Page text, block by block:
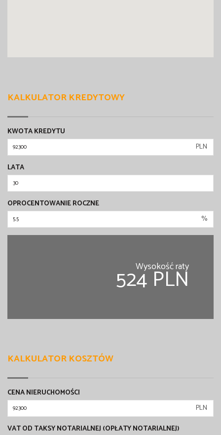
KALKULATOR KREDYTOWY
KWOTA KREDYTU
PLN
LATA
OPROCENTOWANIE ROCZNE
%
Wysokość raty
524 PLN
KALKULATOR KOSZTÓW
CENA NIERUCHOMOŚCI
PLN
VAT OD TAKSY NOTARIALNEJ (OPŁATY NOTARIALNEJ)